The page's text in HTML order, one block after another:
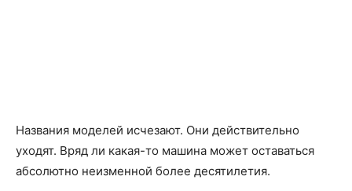
Названия моделей исчезают. Они действительно
уходят. Вряд ли какая-то машина может оставаться
абсолютно неизменной более десятилетия.